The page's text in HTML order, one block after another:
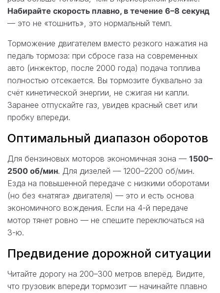
Набирайте скорость плавно, в течение 6–8 секунд
— это не «тошнить», это нормальный темп.
Торможение двигателем вместо резкого нажатия на
педаль тормоза: при сбросе газа на современных
авто (инжектор, после 2000 года) подача топлива
полностью отсекается. Вы тормозите буквально за
счёт кинетической энергии, не сжигая ни капли.
Заранее отпускайте газ, увидев красный свет или
пробку впереди.
Оптимальный диапазон оборотов
Для бензиновых моторов экономичная зона — 1500–
2500 об/мин. Для дизелей — 1200–2200 об/мин.
Езда на повышенной передаче с низкими оборотами
(но без «натяга» двигателя) — это и есть основа
экономичного вождения. Если на 4-й передаче
мотор тянет ровно — не спешите переключаться на
3-ю.
Предвидение дорожной ситуации
Читайте дорогу на 200–300 метров вперёд. Видите,
что грузовик впереди тормозит — начинайте плавно